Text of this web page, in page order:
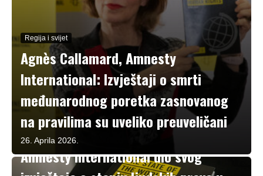
Regija i svijet
Agnès Callamard, Amnesty
International: Izvještaji o smrti
međunarodnog poretka zasnovanog
na pravilima su uveliko preuveličani
26. Aprila 2026.
Aktivizam
Amnesty International dio svog